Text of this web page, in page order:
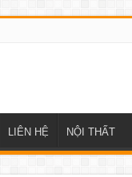
LIÊN HỆ NỘI THẤT